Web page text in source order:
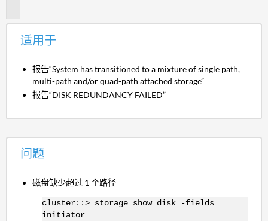
适用于
报告“System has transitioned to a mixture of single path,
multi-path and/or quad-path attached storage”
报告“DISK REDUNDANCY FAILED”
问题
磁盘缺少超过 1 个路径
cluster::> storage show disk -fields
initiator